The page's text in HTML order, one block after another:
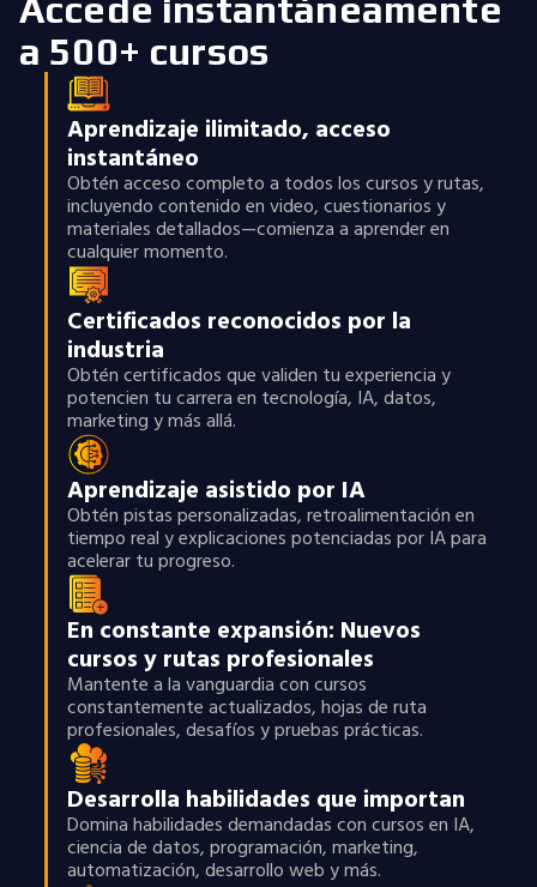
Accede instantáneamente
a 500+ cursos
Aprendizaje ilimitado, acceso
instantáneo
Obtén acceso completo a todos los cursos y rutas,
incluyendo contenido en video, cuestionarios y
materiales detallados—comienza a aprender en
cualquier momento.
Certificados reconocidos por la
industria
Obtén certificados que validen tu experiencia y
potencien tu carrera en tecnología, IA, datos,
marketing y más allá.
Aprendizaje asistido por IA
Obtén pistas personalizadas, retroalimentación en
tiempo real y explicaciones potenciadas por IA para
acelerar tu progreso.
En constante expansión: Nuevos
cursos y rutas profesionales
Mantente a la vanguardia con cursos
constantemente actualizados, hojas de ruta
profesionales, desafíos y pruebas prácticas.
Desarrolla habilidades que importan
Domina habilidades demandadas con cursos en IA,
ciencia de datos, programación, marketing,
automatización, desarrollo web y más.